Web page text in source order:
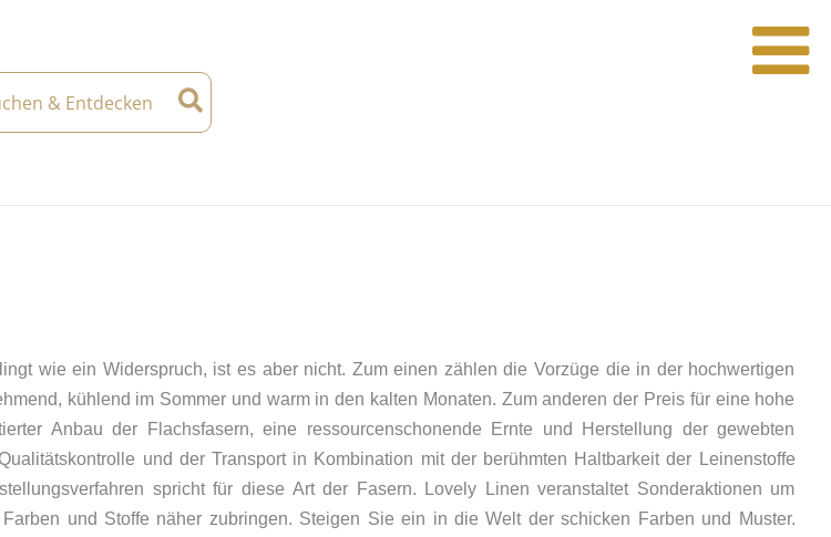
wie ein Widerspruch, ist es aber nicht. Zum einen zählen die Vorzüge die in der hochwertigen
kühlend im Sommer und warm in den kalten Monaten. Zum anderen der Preis für eine hohe
Anbau der Flachsfasern, eine ressourcenschonende Ernte und Herstellung der gewebten
und der Transport in Kombination mit der berühmten Haltbarkeit der Leinenstoffe
spricht für diese Art der Fasern. Lovely Linen veranstaltet Sonderaktionen um
und Stoffe näher zubringen. Steigen Sie ein in die Welt der schicken Farben und Muster.